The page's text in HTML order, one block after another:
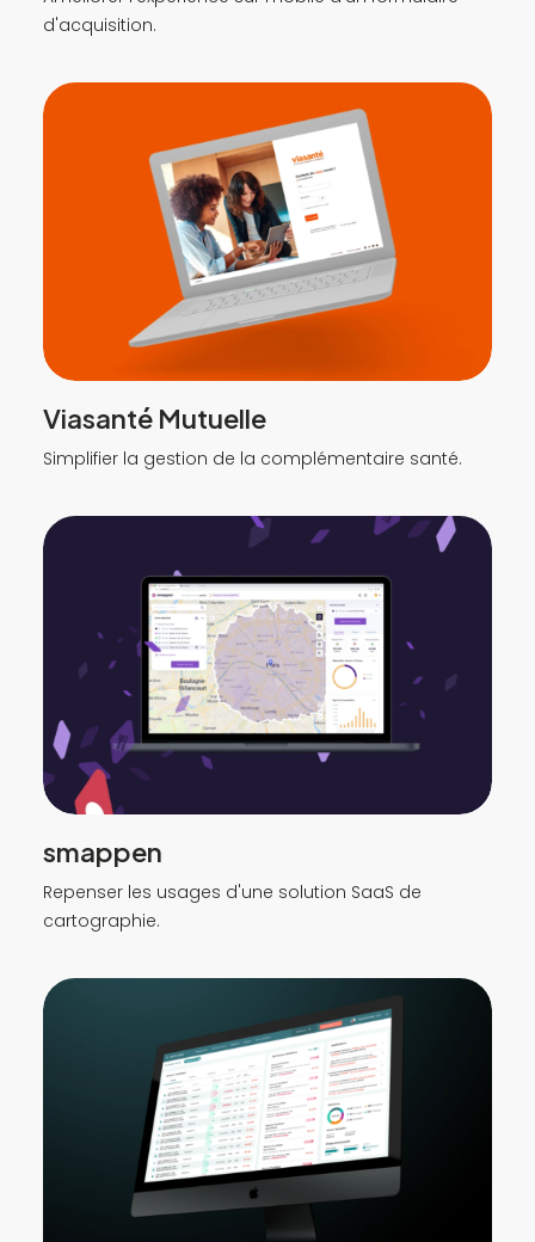
d'acquisition.
Viasanté Mutuelle
Simplifier la gestion de la complémentaire santé.
smappen
Repenser les usages d'une solution SaaS de
cartographie.